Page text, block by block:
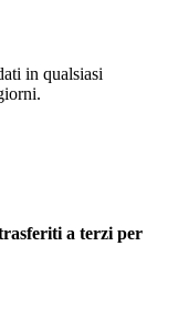
in qualsiasi
a terzi per